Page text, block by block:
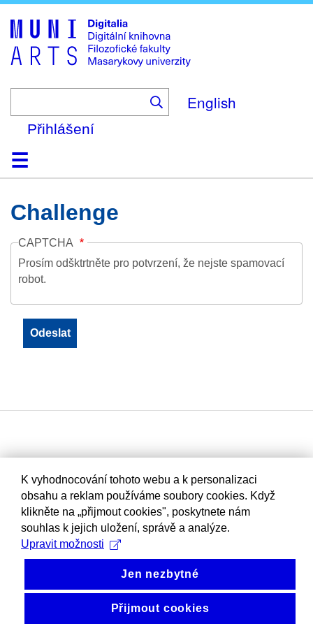
to
main
content
English
Přihlášení
DomůKolekce
Prohlížení
Vyhledávání
O platformě
Nápověda
KontaktDigitalia
Challenge
CAPTCHA
Prosím odšktrtněte pro potvrzení, že nejste spamovací
robot.
K vyhodnocování tohoto webu a k personalizaci
obsahu a reklam používáme soubory cookies. Když
klikněte na „přijmout cookies", poskytnete nám
souhlas k jejich uložení, správě a analýze.
Upravit možnosti
Jen nezbytné
Přijmout cookies